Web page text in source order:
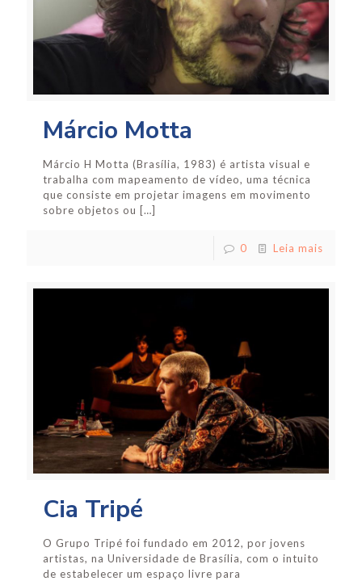
Márcio Motta
Márcio H Motta (Brasília, 1983) é artista visual e
trabalha com mapeamento de vídeo, uma técnica
que consiste em projetar imagens em movimento
sobre objetos ou […]
0 Leia mais
Cia Tripé
O Grupo Tripé foi fundado em 2012, por jovens
artistas, na Universidade de Brasília, com o intuito
de estabelecer um espaço livre para